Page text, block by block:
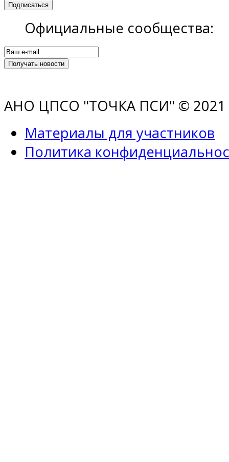
Официальные сообщества:
АНО ЦПСО "ТОЧКА ПСИ" © 2021
Материалы для участников
Политика